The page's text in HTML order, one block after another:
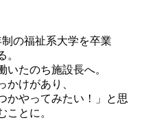
の福祉系大学を卒業
。
いたのち施設長へ。
かけがあり、
かやってみたい！」と思
ことに。